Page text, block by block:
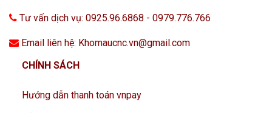
Tư vấn dịch vụ: 0925.96.6868 - 0979.776.766
Email liên hệ: Khomaucnc.vn@gmail.com
CHÍNH SÁCH
Hướng dẫn thanh toán vnpay